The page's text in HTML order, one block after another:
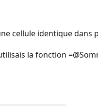
cellule identique dans
la fonction